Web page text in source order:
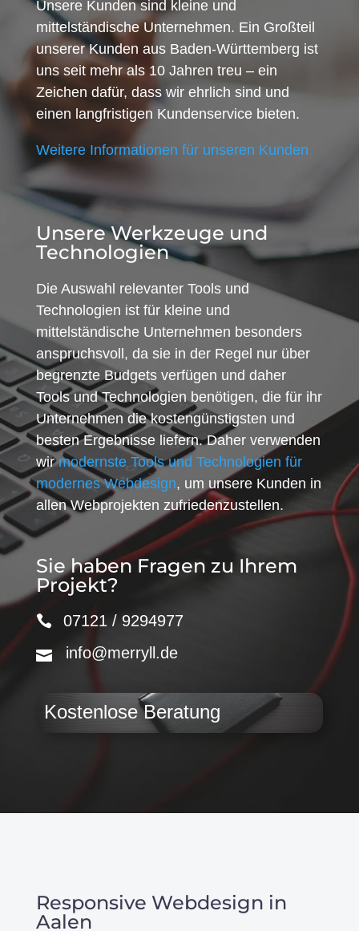
Unsere Kunden sind kleine und
mittelständische Unternehmen. Ein Großteil
unserer Kunden aus Baden-Württemberg ist
uns seit mehr als 10 Jahren treu – ein
Zeichen dafür, dass wir ehrlich sind und
einen langfristigen Kundenservice bieten.
Weitere Informationen für unseren Kunden
Unsere Werkzeuge und
Technologien
Die Auswahl relevanter Tools und
Technologien ist für kleine und
mittelständische Unternehmen besonders
anspruchsvoll, da sie in der Regel nur über
begrenzte Budgets verfügen und daher
Tools und Technologien benötigen, die für ihr
Unternehmen die kostengünstigsten und
besten Ergebnisse liefern. Daher verwenden
wirmodernste Tools und Technologien für
modernes Webdesign, um unsere Kunden in
allen Webprojekten zufriedenzustellen.
Sie haben Fragen zu Ihrem
Projekt?
07121 / 9294977
info@merryll.de
Kostenlose Beratung
Responsive Webdesign in
Aalen